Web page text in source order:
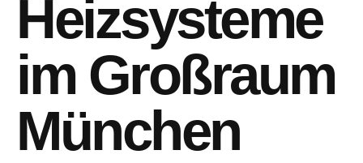
Heizsysteme
im Großraum
München